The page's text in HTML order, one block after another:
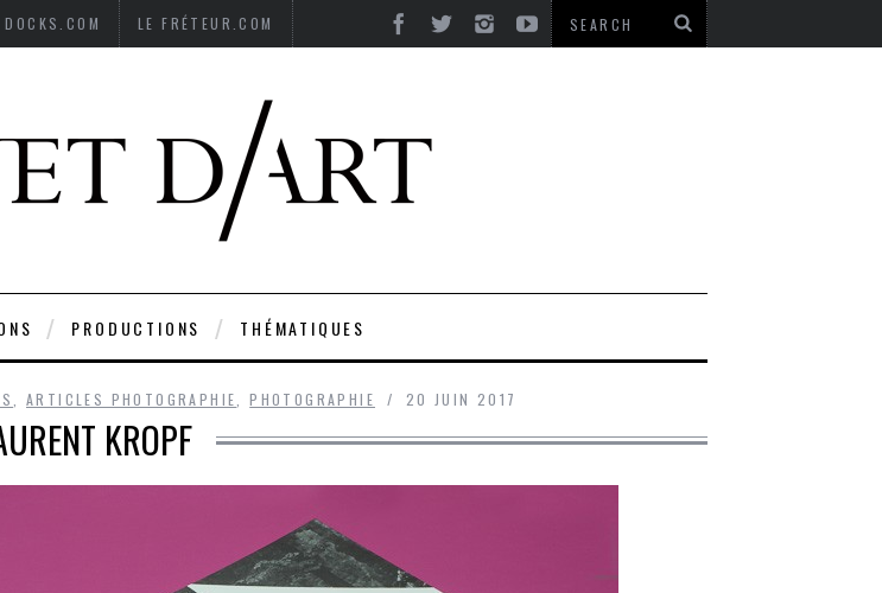
DOCKS.COM LE FRÉTEUR.COM
PRODUCTIONS THÉMATIQUES
ARTICLES PHOTOGRAPHIE ,PHOTOGRAPHIE 20 JUIN 2017
KROPF